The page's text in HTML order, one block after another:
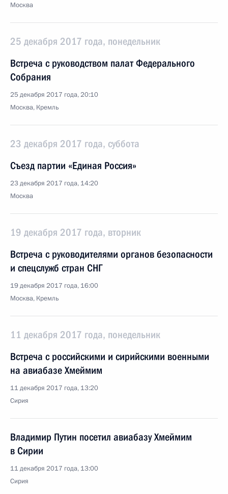
Москва
25 декабря 2017 года, понедельник
Встреча с руководством палат Федерального
Собрания
25 декабря 2017 года, 20:10
Москва, Кремль
23 декабря 2017 года, суббота
Съезд партии «Единая Россия»
23 декабря 2017 года, 14:20
Москва
19 декабря 2017 года, вторник
Встреча с руководителями органов безопасности
и спецслужб стран СНГ
19 декабря 2017 года, 16:00
Москва, Кремль
11 декабря 2017 года, понедельник
Встреча с российскими и сирийскими военными
на авиабазе Хмеймим
11 декабря 2017 года, 13:20
Сирия
Владимир Путин посетил авиабазу Хмеймим
в Сирии
11 декабря 2017 года, 13:00
Сирия